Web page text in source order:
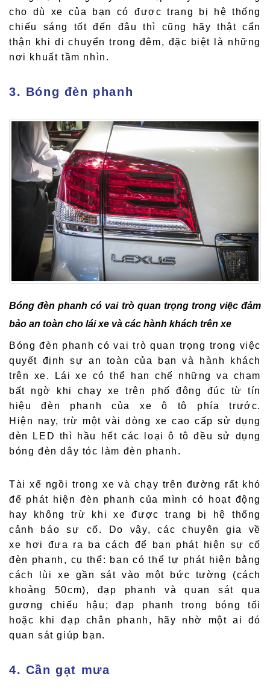
cho dù xe của bạn có được trang bị hệ thống
chiếu sáng tốt đến đâu thì cũng hãy thật cẩn
thận khi di chuyển trong đêm, đặc biệt là những
nơi khuất tầm nhìn.
3. Bóng đèn phanh
Bóng đèn phanh có vai trò quan trọng trong việc đảm
bảo an toàn cho lái xe và các hành khách trên xe
Bóng đèn phanh có vai trò quan trọng trong việc
quyết định sự an toàn của bạn và hành khách
trên xe. Lái xe có thể hạn chế những va chạm
bất ngờ khi chạy xe trên phố đông đúc từ tín
hiệu đèn phanh của xe ô tô phía trước.
Hiện nay, trừ một vài dòng xe cao cấp sử dụng
đèn LED thì hầu hết các loại ô tô đều sử dụng
bóng đèn dây tóc làm đèn phanh.
Tài xế ngồi trong xe và chạy trên đường rất khó
để phát hiện đèn phanh của mình có hoạt động
hay không trừ khi xe được trang bị hệ thống
cảnh báo sự cố. Do vậy, các chuyên gia về
xe hơi đưa ra ba cách để bạn phát hiện sự cố
đèn phanh, cụ thể: bạn có thể tự phát hiện bằng
cách lùi xe gần sát vào một bức tường (cách
khoảng 50cm), đạp phanh và quan sát qua
gương chiếu hậu; đạp phanh trong bóng tối
hoặc khi đạp chân phanh, hãy nhờ một ai đó
quan sát giúp bạn.
4. Cần gạt mưa